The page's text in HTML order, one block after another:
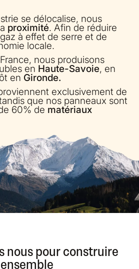
se délocalise, nous
proximité. Afin de réduire
à effet de serre et de
locale.
nous produisons
en Haute-Savoie, en
en Gironde.
exclusivement de
que nos panneaux sont
60% de matériaux
nous pour construire
ensemble